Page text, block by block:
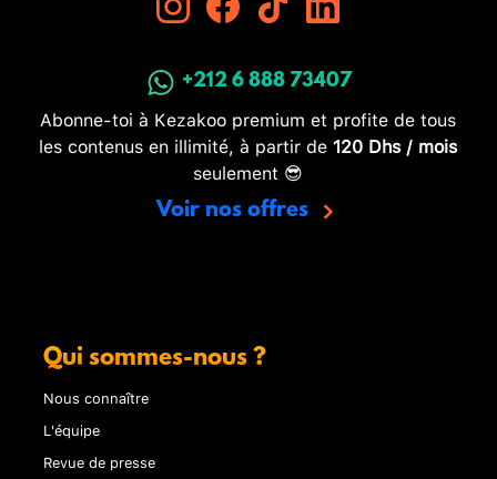
+212 6 888 73407
Abonne-toi à Kezakoo premium et profite de tous
les contenus en illimité, à partir de 120 Dhs / mois
seulement 😎
Voir nos offres
Qui sommes-nous ?
Nous connaître
L'équipe
Revue de presse